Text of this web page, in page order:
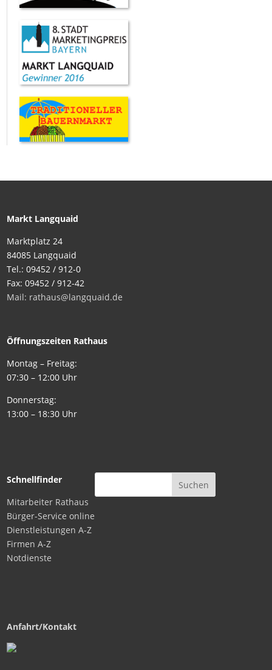
Markt Langquaid
Marktplatz 24
84085 Langquaid
Tel.: 09452 / 912-0
Fax: 09452 / 912-42
Mail: rathaus@langquaid.de
Öffnungszeiten Rathaus
Montag – Freitag:
07:30 – 12:00 Uhr
Donnerstag:
13:00 – 18:30 Uhr
Schnellfinder
Mitarbeiter Rathaus
Bürger-Service online
Dienstleistungen A-Z
Firmen A-Z
Notdienste
Anfahrt/Kontakt